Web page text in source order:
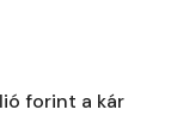
forint a kár